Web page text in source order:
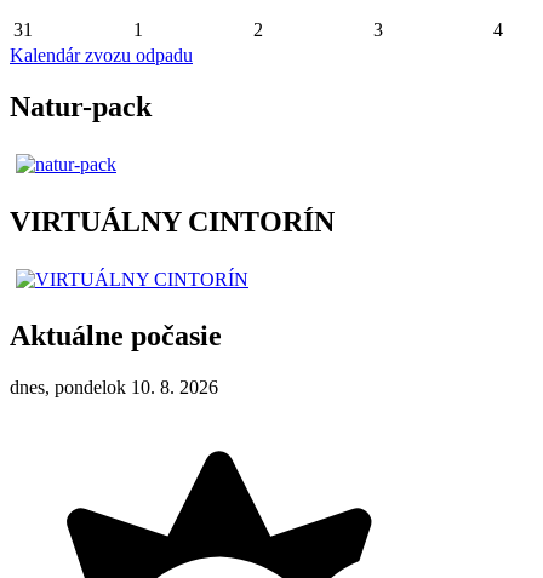
31 1 2 3
4
Kalendár zvozu odpadu
Natur-pack
VIRTUÁLNY CINTORÍN
Aktuálne počasie
dnes, pondelok 10. 8. 2026